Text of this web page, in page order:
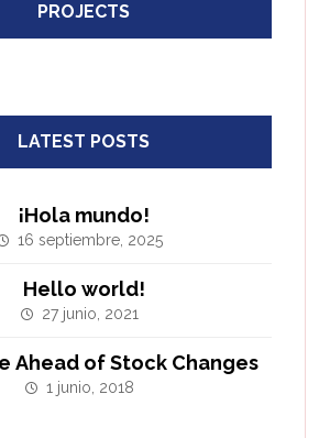
PROJECTS
LATEST POSTS
¡Hola mundo!
16 septiembre, 2025
Hello world!
27 junio, 2021
Ahead of Stock Changes
1 junio, 2018